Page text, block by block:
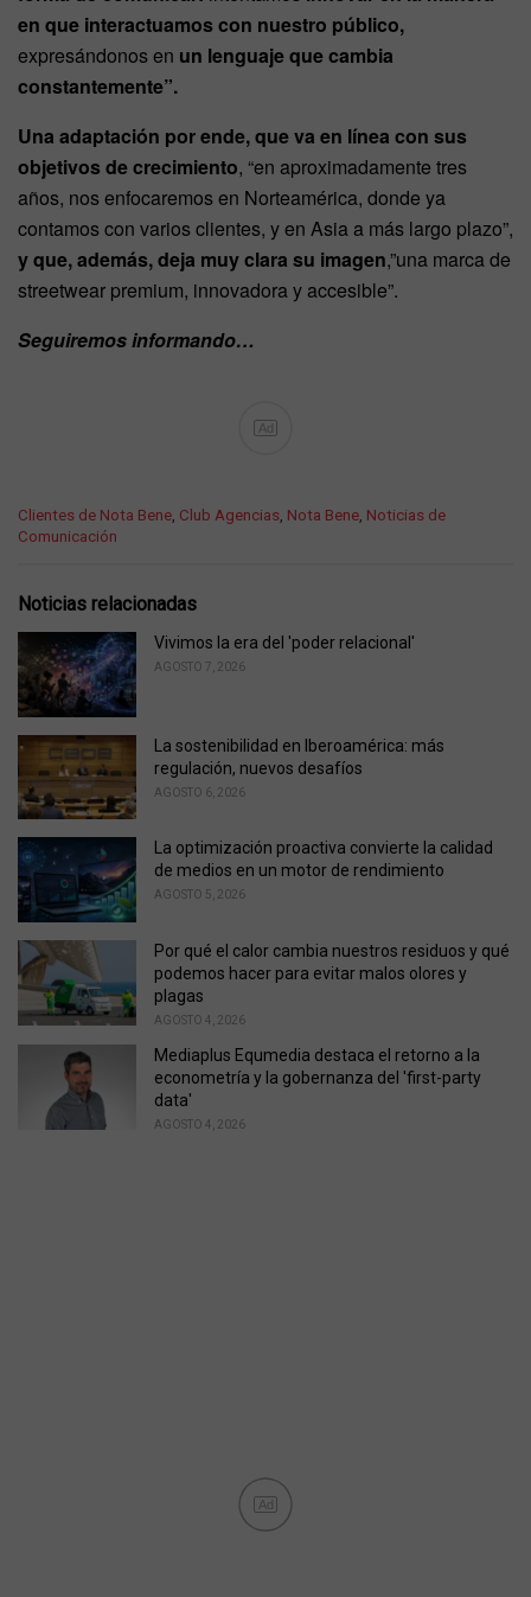
en que interactuamos con nuestro público,
expresándonos en un lenguaje que cambia
constantemente”.
Una adaptación por ende, que va en línea con sus
objetivos de crecimiento, “en aproximadamente tres
años, nos enfocaremos en Norteamérica, donde ya
contamos con varios clientes, y en Asia a más largo plazo”,
y que, además, deja muy clara su imagen,”una marca de
streetwear premium, innovadora y accesible”.
Seguiremos informando…
Ad
C
a
g
i
e
s
Clientes de Nota Bene Club Agencias Nota Bene Noticias de
Comunicación
Noticias relacionadas
Vivimos la era del 'poder relacional'
AGOSTO 7, 2026
La sostenibilidad en Iberoamérica: más
regulación, nuevos desafíos
AGOSTO 6, 2026
La optimización proactiva convierte la calidad
de medios en un motor de rendimiento
AGOSTO 5, 2026
Por qué el calor cambia nuestros residuos y qué
podemos hacer para evitar malos olores y
plagas
AGOSTO 4, 2026
Mediaplus Equmedia destaca el retorno a la
econometría y la gobernanza del 'first-party
data'
AGOSTO 4, 2026
Ad